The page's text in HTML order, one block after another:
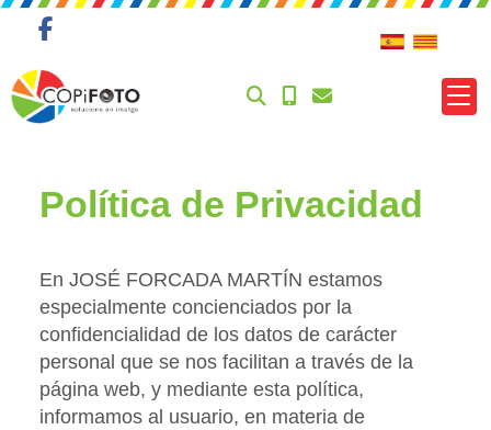
Política de Privacidad
En JOSÉ FORCADA MARTÍN estamos
especialmente concienciados por la
confidencialidad de los datos de carácter
personal que se nos facilitan a través de la
página web, y mediante esta política,
informamos al usuario, en materia de